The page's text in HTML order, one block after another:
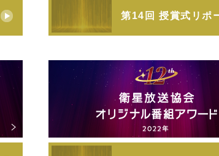
第14回 授賞式リポ